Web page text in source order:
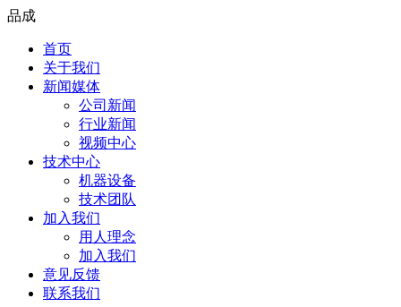
品成
首页
关于我们
新闻媒体
公司新闻
行业新闻
视频中心
技术中心
机器设备
技术团队
加入我们
用人理念
加入我们
意见反馈
联系我们